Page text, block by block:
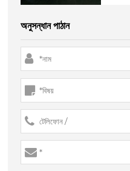
অনুসন্ধান পাঠান